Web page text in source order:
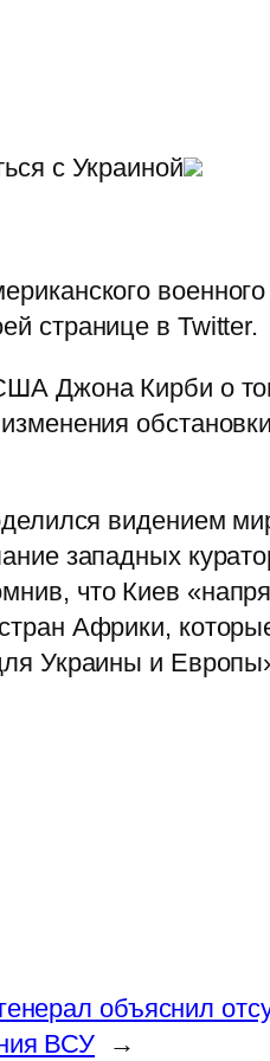
с Украиной
военного
странице в Twitter.
Джона Кирби о
видением
западных
что Киев
Африки,
Украины и
объяснил
ВСУ
→